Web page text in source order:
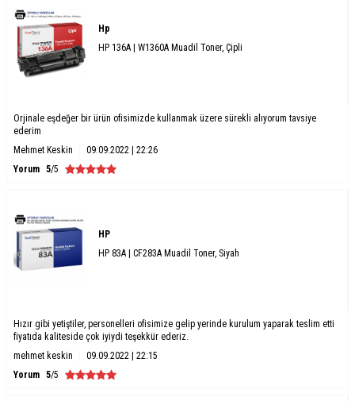
Hp
HP 136A | W1360A Muadil Toner, Çipli
Orjinale eşdeğer bir ürün ofisimizde kullanmak üzere sürekli alıyorum tavsiye
ederim
Mehmet Keskin
09.09.2022 | 22:26
Yorum 5/5
HP
HP 83A | CF283A Muadil Toner, Siyah
Hızır gibi yetiştiler, personelleri ofisimize gelip yerinde kurulum yaparak teslim etti
fiyatıda kaliteside çok iyiydi teşekkür ederiz.
mehmet keskin
09.09.2022 | 22:15
Yorum 5/5